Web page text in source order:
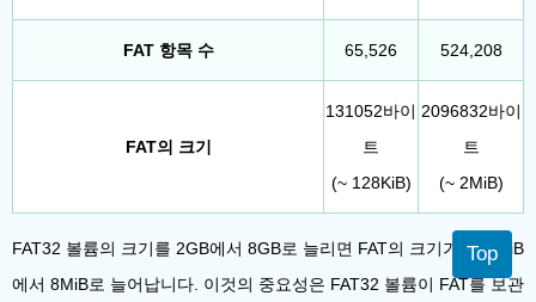
FAT 항목 수 65,526 524,208
FAT의 크기
131052바이
트
(~ 128KiB)
2096832바이
트
(~ 2MiB)
FAT32 볼륨의 크기를 2GB에서 8GB로 늘리면 FAT의 크기가 약 2MiB
에서 8MiB로 늘어납니다. 이것의 중요성은 FAT32 볼륨이 FAT를 보관
Top